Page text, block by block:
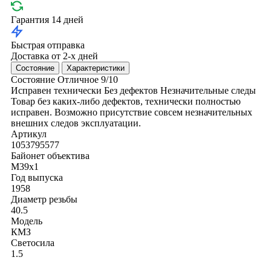
Гарантия 14 дней
Быстрая отправка
Доставка от 2-х дней
Состояние Характеристики
Состояние Отличное 9/10
Исправен технически Без дефектов Незначительные следы
Товар без каких-либо дефектов, технически полностью
исправен. Возможно присутствие совсем незначительных
внешних следов эксплуатации.
Артикул
1053795577
Байонет объектива
M39x1
Год выпуска
1958
Диаметр резьбы
40.5
Модель
КМЗ
Светосила
1.5